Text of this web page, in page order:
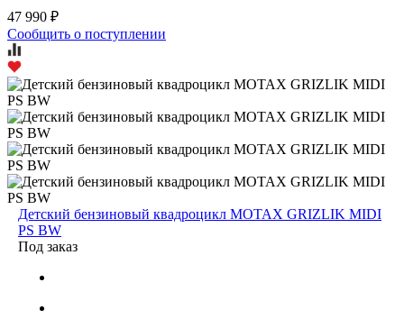
47 990 ₽
Сообщить о поступлении
Детский бензиновый квадроцикл MOTAX GRIZLIK MIDI
PS BW
Под заказ